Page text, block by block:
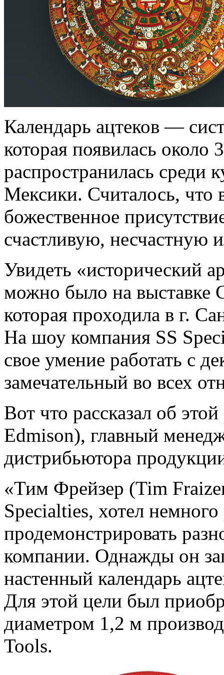
Календарь ацтеков —
которая появилась около
распространилась среди
Мексики. Считалось, что
божественное
счастливую, несчастную
Увидеть «исторический
можно было на выставке
которая проходила в г.
На шоу компания SS
свое умение работать с
замечательный во всех
Вот что рассказал об
Edmison), главный
дистрибьютора
«Тим Фрейзер (Tim
Specialties, хотел немного
продемонстрировать
компании. Однажды он
настенный календарь
Для этой цели был
диаметром 1,2 м
Tools.